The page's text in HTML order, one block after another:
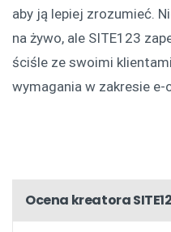
aby ją lepiej zrozumieć.
na żywo, ale SITE123
ściśle ze swoimi
wymagania w zakresie e-
Ocena kreatora